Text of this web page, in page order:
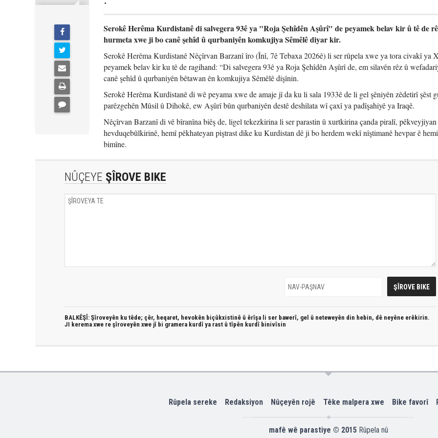
Serokê Herêma Kurdistanê di salvegera 93ê ya "Roja Şehîdên Aşûrî" de peyamek belav kir û tê de
hurmeta xwe ji bo canê şehîd û qurbaniyên komkujiya Sêmêlê diyar kir.
Serokê Herêma Kurdistanê Nêçîrvan Barzanî îro (Înî, 7ê Tebaxa 2026ê) li ser rûpela xwe ya tora civakî ya
peyamek belav kir ku tê de ragihand: “Di salvegera 93ê ya Roja Şehîdên Aşûrî de, em silavên rêz û
canê şehîd û qurbaniyên bêtawan ên komkujiya Sêmêlê dişînin.
Serokê Herêma Kurdistanê di wê peyama xwe de amaje jî da ku li sala 1933ê de li gel şêniyên zêdetirî şêst
parêzgehên Mûsil û Dihokê, ew Aşûrî bûn qurbaniyên destê deshilata wî çaxî ya padîşahiyê ya Iraqê.
Nêçîrvan Barzanî di vê bîranîna biêş de, ligel tekezkirina li ser parastin û xurtkirina çanda piralî, pêkveyjiyan
hevduqebûlkirinê, hemî pêkhateyan piştrast dike ku Kurdistan dê ji bo herdem wekî nîştimanê hevpar ê
bimîne.
NÛÇEYE ŞÎROVE BIKE
BALKÊŞÎ: Şîroveyên ku têde; çêr, heqaret, hevokên biçûkxistinê û êrîşa li ser bawerî, gel û neteweyên din hebin, dê neyêne erêkirin.
JI kerema xwe re şîroveyên xwe jî bi gramera kurdî ya rast û tîpên kurdî binivîsin
Rûpela sereke Redaksiyon Nûçeyên rojê Têke malpera xwe Bike favorî
mafê wê parastiye © 2015 Rûpela nû